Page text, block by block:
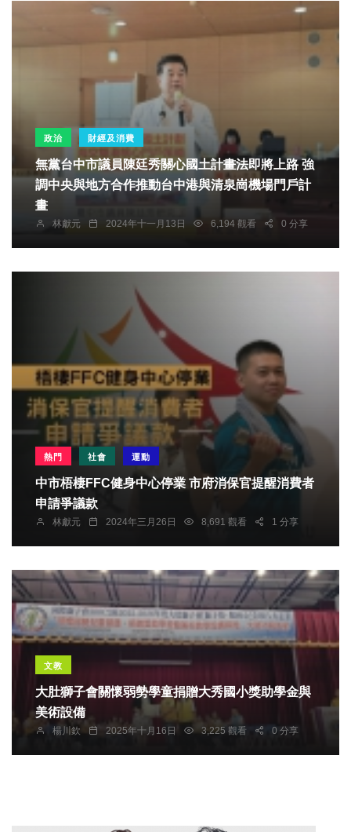
政治 財經及消費
無黨台中市議員陳廷秀關心國土計畫法即將上路 強
調中央與地方合作推動台中港與清泉崗機場門戶計
畫
林獻元 2024年十一月13日 6,194 觀看 0 分享
熱門 社會 運動
中市梧棲FFC健身中心停業 市府消保官提醒消費者
申請爭議款
林獻元 2024年三月26日 8,691 觀看 1 分享
文教
大肚獅子會關懷弱勢學童捐贈大秀國小獎助學金與
美術設備
楊川欽 2025年十月16日 3,225 觀看 0 分享